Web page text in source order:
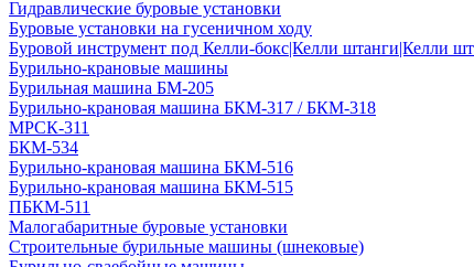
Гидравлические буровые установки
Буровые установки на гусеничном ходу
Буровой инструмент под Келли-бокс|Келли штанги|Келли
Бурильно-крановые машины
Бурильная машина БМ-205
Бурильно-крановая машина БКМ-317 / БКМ-318
МРСК-311
БКМ-534
Бурильно-крановая машина БКМ-516
Бурильно-крановая машина БКМ-515
ПБКМ-511
Малогабаритные буровые установки
Строительные бурильные машины (шнековые)